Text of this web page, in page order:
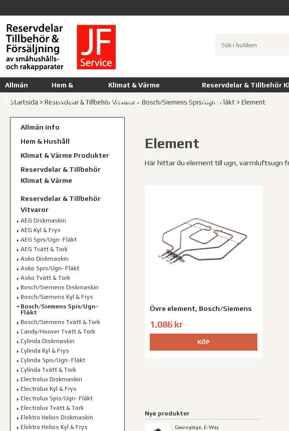
Allmän
info
Hem &
Hushåll
Klimat & Värme
Produkter
Reservdelar & Tillbehör
Värme
Startsida > Reservdelar & Tillbehör Vitvaror> Bosch/Siemens Spis/Ugn- Fläkt > Element
Allmän info
Hem & Hushåll
Klimat & Värme Produkter
Reservdelar & Tillbehör
Klimat & Värme
Reservdelar & Tillbehör
Vitvaror
AEG Diskmaskin
AEG Kyl & Frys
AEG Spis/Ugn- Fläkt
AEG Tvätt & Tork
Asko Diskmaskin
Asko Spis/Ugn- Fläkt
Asko Tvätt & Tork
Bosch/Siemens Diskmaskin
Bosch/Siemens Kyl & Frys
Bosch/Siemens Spis/Ugn-
Fläkt
Bosch/Siemens Tvätt & Tork
Candy/Hoover Tvätt & Tork
Cylinda Diskmaskin
Cylinda Kyl & Frys
Cylinda Spis/Ugn- Fläkt
Cylinda Tvätt & Tork
Electrolux Diskmaskin
Electrolux Kyl & Frys
Electrolux Spis/Ugn- Fläkt
Electrolux Tvätt & Tork
Elektro Helios Diskmaskin
Elektro Helios Kyl & Frys
Element
Här hittar du element till ugn, varmluftsugn
Övre element, Bosch/Siemens
1.086 kr
KÖP
Nya produkter
Gasreglage, E-Way